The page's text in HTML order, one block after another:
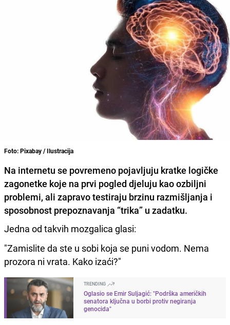
Foto: Pixabay / Ilustracija
Na internetu se povremeno pojavljuju kratke logičke
zagonetke koje na prvi pogled djeluju kao ozbiljni
problemi, ali zapravo testiraju brzinu razmišljanja i
sposobnost prepoznavanja “trika” u zadatku.
Jedna od takvih mozgalica glasi:
"Zamislite da ste u sobi koja se puni vodom. Nema
prozora ni vrata. Kako izaći?"
TRENDING
Oglasio se Emir Suljagić: "Podrška američkih
senatora ključna u borbi protiv negiranja
genocida"